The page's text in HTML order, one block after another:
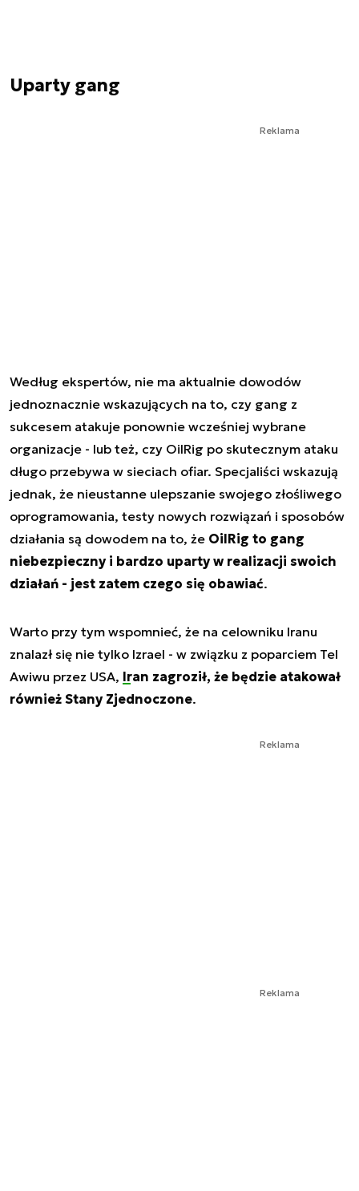
Uparty gang
Reklama
Według ekspertów, nie ma aktualnie dowodów
jednoznacznie wskazujących na to, czy gang z
sukcesem atakuje ponownie wcześniej wybrane
organizacje - lub też, czy OilRig po skutecznym ataku
długo przebywa w sieciach ofiar. Specjaliści wskazują
jednak, że nieustanne ulepszanie swojego złośliwego
oprogramowania, testy nowych rozwiązań i sposobów
działania są dowodem na to, że OilRig to gang
niebezpieczny i bardzo uparty w realizacji swoich
działań - jest zatem czego się obawiać.
Warto przy tym wspomnieć, że na celowniku Iranu
znalazł się nie tylko Izrael - w związku z poparciem Tel
Awiwu przez USA, Iran zagroził, że będzie atakował
również Stany Zjednoczone.
Reklama
Reklama